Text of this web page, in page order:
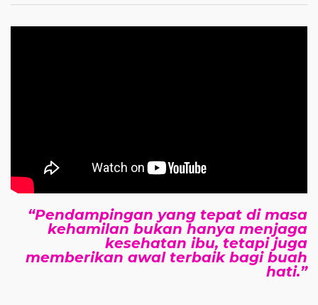
“Pendampingan yang tepat di masa
kehamilan bukan hanya menjaga
kesehatan ibu, tetapi juga
memberikan awal terbaik bagi buah
hati.”